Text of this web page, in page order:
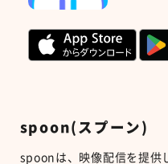
spoon(スプーン)
spoon は、映像配信を提供